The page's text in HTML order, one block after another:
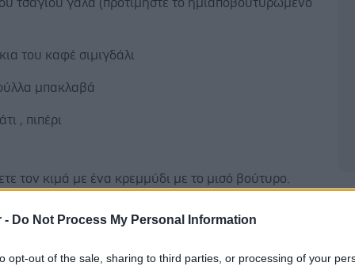
- Do Not Process My Personal Information
opt-out of the sale, sharing to third parties, or processing of your
τσαγιού γάλα (προτιμήστε το ημιαποβουτυρωμένο
του καφέ σιμιγδάλι
μπακλαβά
, πιπέρι
τον κιμά με ένα κρεμμύδι με το μισό βούτυρο.
νερό και αφήστε να βράσει μέχρι να πιει όλο το
σουρώνετε το ζουμί και περνάτε τα κρεμμύδια